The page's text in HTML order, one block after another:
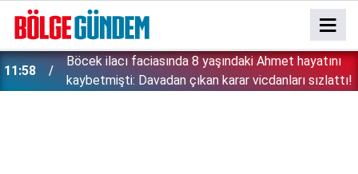
11:58
Böcek ilacı faciasında 8 yaşındaki Ahmet hayatını
kaybetmişti: Davadan çıkan karar vicdanları sızlattı!